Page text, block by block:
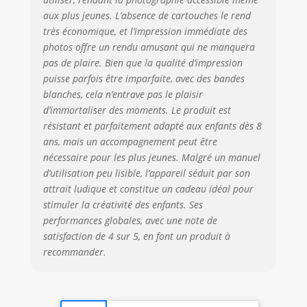
créations.
IMPRESSION SANS
ENCRE
ÉCONOMIQUE :
L’impression
thermique
fonctionne sans
temps de séchage
et permet de
multiplier les prises
sans se soucier du
coût du papier
photo. Le papier
thermique, garanti
sans BPA, offre une
solution
économique pour
CADEAU ENFANT :
aux plus jeunes. L’absence de cartouches le rend
très économique, et l’impression immédiate des
photos offre un rendu amusant qui ne manquera
pas de plaire. Bien que la qualité d’impression
puisse parfois être imparfaite, avec des bandes
blanches, cela n’entrave pas le plaisir
d’immortaliser des moments. Le produit est
résistant et parfaitement adapté aux enfants dès 8
ans, mais un accompagnement peut être
nécessaire pour les plus jeunes. Malgré un manuel
d’utilisation peu lisible, l’appareil séduit par son
attrait ludique et constitue un cadeau idéal pour
stimuler la créativité des enfants. Ses
performances globales, avec une note de
satisfaction de 4 sur 5, en font un produit à
recommander.